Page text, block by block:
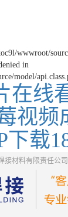
wwwroot/
in
model/
在线
视频
下载
材料有限责任公司